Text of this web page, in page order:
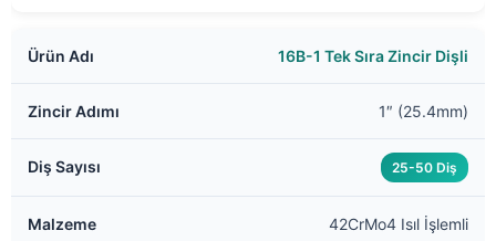
16B-1 Tek Sıra Zincir Dişli
1″ (25.4mm)
25-50 Diş
42CrMo4 Isıl İşlemli